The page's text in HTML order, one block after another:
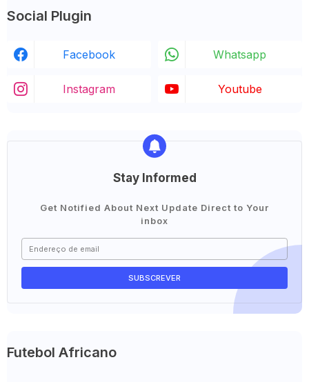
Social Plugin
Facebook Whatsapp
Instagram Youtube
Stay Informed
Get Notified About Next Update Direct to Your
inbox
Futebol Africano